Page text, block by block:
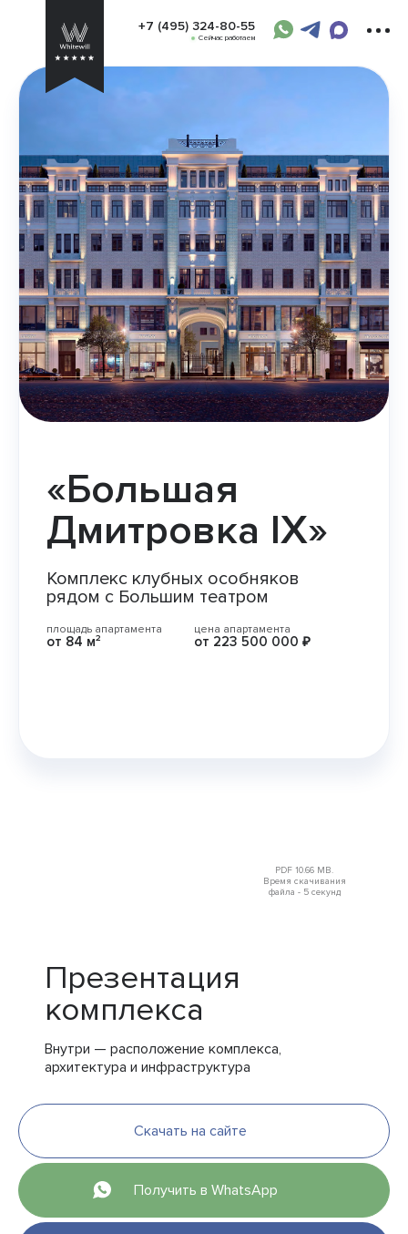
+7 (495) 324-80-55
Сейчас работаем
«Большая
Дмитровка IX»
Комплекс клубных особняков
рядом с Большим театром
площадь апартамента
от 84 м²
цена апартамента
от 223 500 000 ₽
PDF 10.66 MB.
Время скачивания
файла - 5 секунд
Презентация
комплекса
Внутри — расположение комплекса,
архитектура и инфраструктура
Скачать на сайте
Получить в WhatsApp